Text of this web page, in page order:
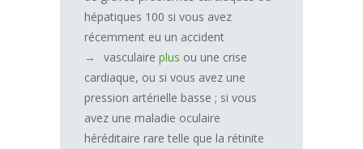
hépatiques 100 si vous avez
récemment eu un accident
vasculaire plus ou une crise
cardiaque, ou si vous avez une
pression artérielle basse ; si vous
avez une maladie oculaire
héréditaire rare telle que la rétinite